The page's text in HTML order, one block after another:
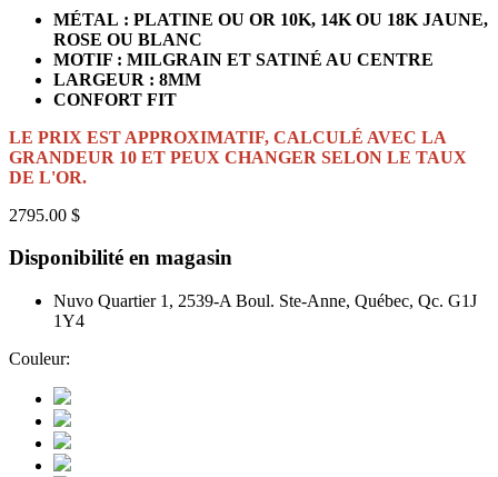
MÉTAL : PLATINE OU OR 10K, 14K OU 18K JAUNE,
ROSE OU BLANC
MOTIF : MILGRAIN ET SATINÉ AU CENTRE
LARGEUR : 8MM
CONFORT FIT
LE PRIX EST APPROXIMATIF, CALCULÉ AVEC LA
GRANDEUR 10 ET PEUX CHANGER SELON LE TAUX
DE L'OR.
2795.00 $
Disponibilité en magasin
Nuvo Quartier 1, 2539-A Boul. Ste-Anne, Québec, Qc. G1J
1Y4
Couleur: